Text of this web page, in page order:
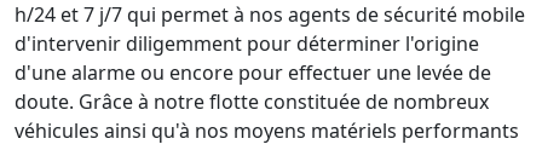
h/24 et 7 j/7 qui permet à nos agents de sécurité mobile
d'intervenir diligemment pour déterminer l'origine
d'une alarme ou encore pour effectuer une levée de
doute. Grâce à notre flotte constituée de nombreux
véhicules ainsi qu'à nos moyens matériels performants